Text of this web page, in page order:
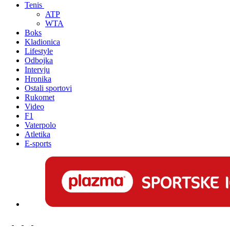
Tenis
ATP
WTA
Boks
Kladionica
Lifestyle
Odbojka
Intervju
Hronika
Ostali sportovi
Rukomet
Video
F1
Vaterpolo
Atletika
E-sports